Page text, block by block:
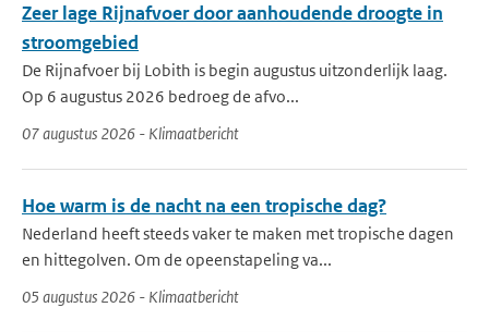
Zeer lage Rijnafvoer door aanhoudende droogte in
stroomgebied
De Rijnafvoer bij Lobith is begin augustus uitzonderlijk laag.
Op 6 augustus 2026 bedroeg de afvo...
07 augustus 2026 - Klimaatbericht
Hoe warm is de nacht na een tropische dag?
Nederland heeft steeds vaker te maken met tropische dagen
en hittegolven. Om de opeenstapeling va...
05 augustus 2026 - Klimaatbericht